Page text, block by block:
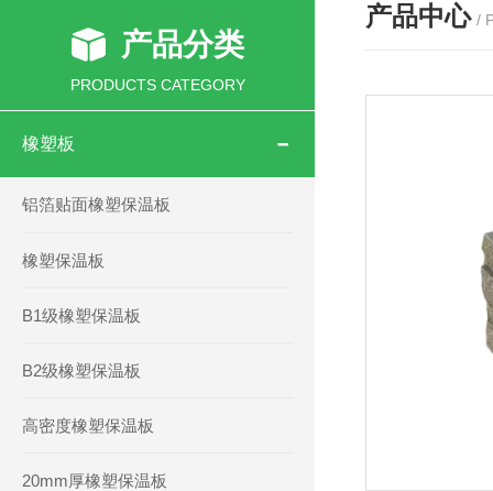
产品分类
PRODUCTS CATEGORY
橡塑板
铝箔贴面橡塑保温板
橡塑保温板
B1级橡塑保温板
B2级橡塑保温板
高密度橡塑保温板
20mm厚橡塑保温板
产品中心 /